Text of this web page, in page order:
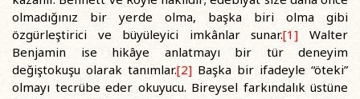
olmadığınız bir yerde olma, başka biri olma gibi
özgürleştirici ve büyüleyici imkânlar sunar.[1] Walter
Benjamin ise hikâye anlatmayı bir tür deneyim
değiştokuşu olarak tanımlar.[2] Başka bir ifadeyle “öteki”
olmayı tecrübe eder okuyucu. Bireysel farkındalık üstüne